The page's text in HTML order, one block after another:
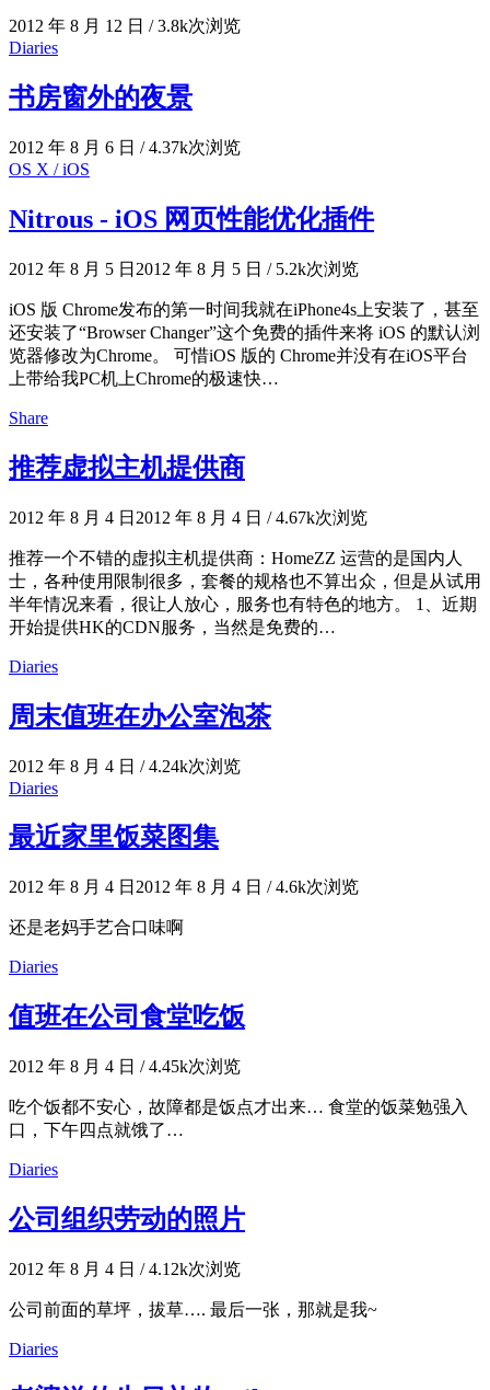
2012 年 8 月 12 日 /3.8k次浏览
Diaries
书房窗外的夜景
2012 年 8 月 6 日 /4.37k次浏览
OS X / iOS
Nitrous - iOS 网页性能优化插件
2012 年 8 月 5 日 2012 年 8 月 5 日 /5.2k次浏览
iOS 版 Chrome发布的第一时间我就在iPhone4s上安装了，甚至
还安装了“Browser Changer”这个免费的插件来将 iOS 的默认浏
览器修改为Chrome。 可惜iOS 版的 Chrome并没有在iOS平台
上带给我PC机上Chrome的极速快…
Share
推荐虚拟主机提供商
2012 年 8 月 4 日 2012 年 8 月 4 日 /4.67k次浏览
推荐一个不错的虚拟主机提供商：HomeZZ 运营的是国内人
士，各种使用限制很多，套餐的规格也不算出众，但是从试用
半年情况来看，很让人放心，服务也有特色的地方。 1、近期
开始提供HK的CDN服务，当然是免费的…
Diaries
周末值班在办公室泡茶
2012 年 8 月 4 日 /4.24k次浏览
Diaries
最近家里饭菜图集
2012 年 8 月 4 日 2012 年 8 月 4 日 /4.6k次浏览
还是老妈手艺合口味啊
Diaries
值班在公司食堂吃饭
2012 年 8 月 4 日 /4.45k次浏览
吃个饭都不安心，故障都是饭点才出来… 食堂的饭菜勉强入
口，下午四点就饿了…
Diaries
公司组织劳动的照片
2012 年 8 月 4 日 /4.12k次浏览
公司前面的草坪，拔草…. 最后一张，那就是我~
Diaries